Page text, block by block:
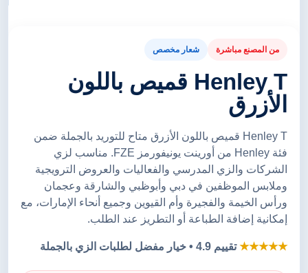
من المصنع مباشرة شعار مخصص
Henley T قميص باللون
الأزرق
Henley T قميص باللون الأزرق متاح للتوريد بالجملة ضمن
فئة Henley من أورينت يونيفورمز FZE. مناسب لزي
الشركات والزي المدرسي والفعاليات والعروض الترويجية
وملابس الموظفين في دبي وأبوظبي والشارقة وعجمان
ورأس الخيمة والفجيرة وأم القيوين وجميع أنحاء الإمارات، مع
إمكانية إضافة الطباعة أو التطريز عند الطلب.
★★★★★تقييم 4.9 • خيار مفضل لطلبات الزي بالجملة